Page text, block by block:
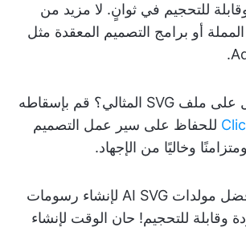
للتحجيم في ثوانٍ. لا مزيد من
المملة أو برامج التصميم المعقدة مثل
وبمجرد أن تحصل على ملف SVG المثالي؟ قم بإسقاطه
للحفاظ على سير عمل التصميم
وخاليًا من الإجهاد.
دعنا نستكشف أفضل مولدات AI SVG لإنشاء رسومات
وقابلة للتحجيم! حان الوقت لإنشاء